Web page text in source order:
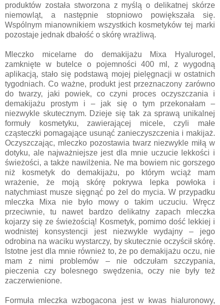
produktów została stworzona z myślą o delikatnej skórze
niemowląt, a następnie stopniowo powiększała się.
Wspólnym mianownikiem wszystkich kosmetyków tej marki
pozostaje jednak dbałość o skórę wrażliwą.
Mleczko micelarne do demakijażu Mixa Hyalurogel,
zamknięte w butelce o pojemności 400 ml, z wygodną
aplikacją, stało się podstawą mojej pielęgnacji w ostatnich
tygodniach. Co ważne, produkt jest przeznaczony zarówno
do twarzy, jaki powiek, co czyni proces oczyszczania i
demakijażu prostym i – jak się o tym przekonałam –
niezwykle skutecznym. Dzieje się tak za sprawą unikalnej
formuły kosmetyku, zawierającej micele, czyli małe
cząsteczki pomagające usunąć zanieczyszczenia i makijaż.
Oczyszczając, mleczko pozostawia twarz niezwykle miłą w
dotyku, ale najważniejsze jest dla mnie uczucie lekkości i
świeżości, a także nawilżenia. Ne ma bowiem nic gorszego
niż kosmetyk do demakijażu, po którym wciąż mam
wrażenie, że moją skórę pokrywa lepka powłoka i
natychmiast musze sięgnąć po żel do mycia. W przypadku
mleczka Mixa nie było mowy o takim uczuciu. Wręcz
przeciwnie, tu nawet bardzo delikatny zapach mleczka
kojarzy się ze świeżością! Kosmetyk, pomimo dość lekkiej i
wodnistej konsystencji jest niezwykle wydajny – jego
odrobina na waciku wystarczy, by skutecznie oczyścił skórę.
Istotne jest dla mnie również to, że po demakijażu oczu, nie
mam z nimi problemów – nie odczułam szczypania,
pieczenia czy bolesnego swędzenia, oczy nie były też
zaczerwienione.
Formuła mleczka wzbogacona jest w kwas hialuronowy,